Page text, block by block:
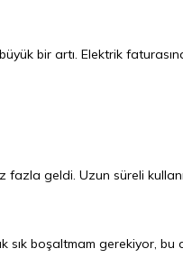
bir artı. Elektrik
fazla geldi. Uzun süreli
sık boşaltmam gerekiyor, bu